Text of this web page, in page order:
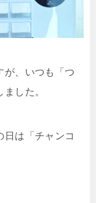
が、いつも「つ
した。
日は「チャンコ